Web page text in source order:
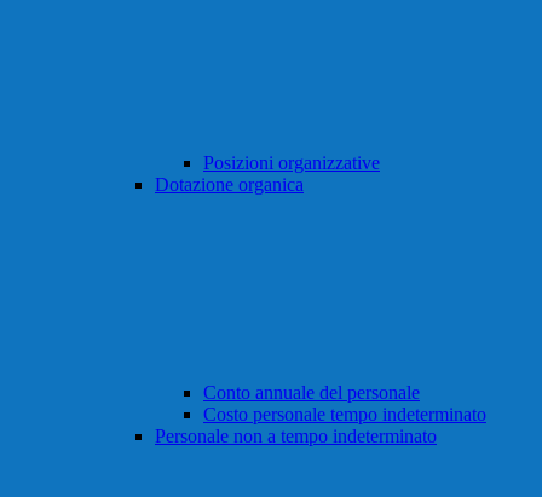
Posizioni organizzative
Dotazione organica
Conto annuale del personale
Costo personale tempo indeterminato
Personale non a tempo indeterminato